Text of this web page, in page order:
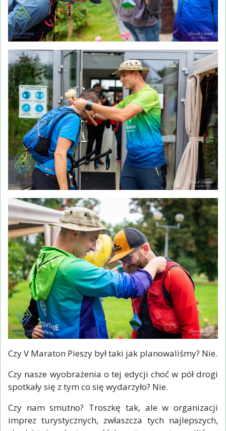
Czy V Maraton Pieszy był taki jak planowaliśmy? Nie.
Czy nasze wyobrażenia o tej edycji choć w pół drogi
spotkały się z tym co się wydarzyło? Nie.
Czy nam smutno? Troszkę tak, ale w organizacji
imprez turystycznych, zwłaszcza tych najlepszych,